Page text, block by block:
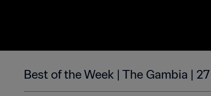
Best of the Week | The Gambia |